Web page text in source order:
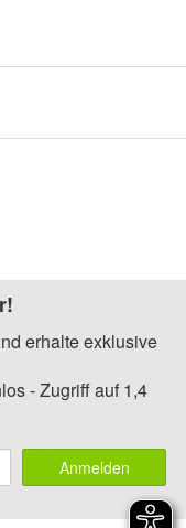
erhalte exklusive
- Zugriff auf 1,4
Anmelden